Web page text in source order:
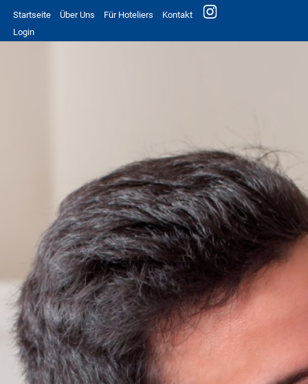
Startseite Über Uns Für Hoteliers
Kontakt
Login